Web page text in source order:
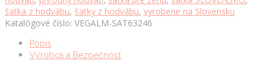
na
Slovensku
šatka z hodvábu, šatky z hodvábu, vyrobene na Slovensku
Katalógové číslo: VEGALM-SAT63246
Popis
Výrobca a Bezpečnosť